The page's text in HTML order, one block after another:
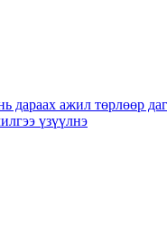
дараах ажил төрлөөр
үзүүлнэ